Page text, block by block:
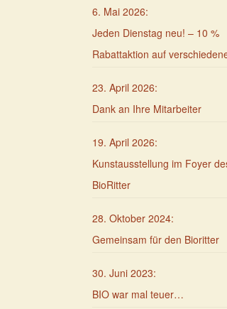
6. Mai 2026:
Jeden Dienstag neu! – 10 %
Rabattaktion auf
23. April 2026:
Dank an Ihre Mitarbeiter
19. April 2026:
Kunstausstellung im Foyer
BioRitter
28. Oktober 2024:
Gemeinsam für den Bioritter
30. Juni 2023:
BIO war mal teuer…